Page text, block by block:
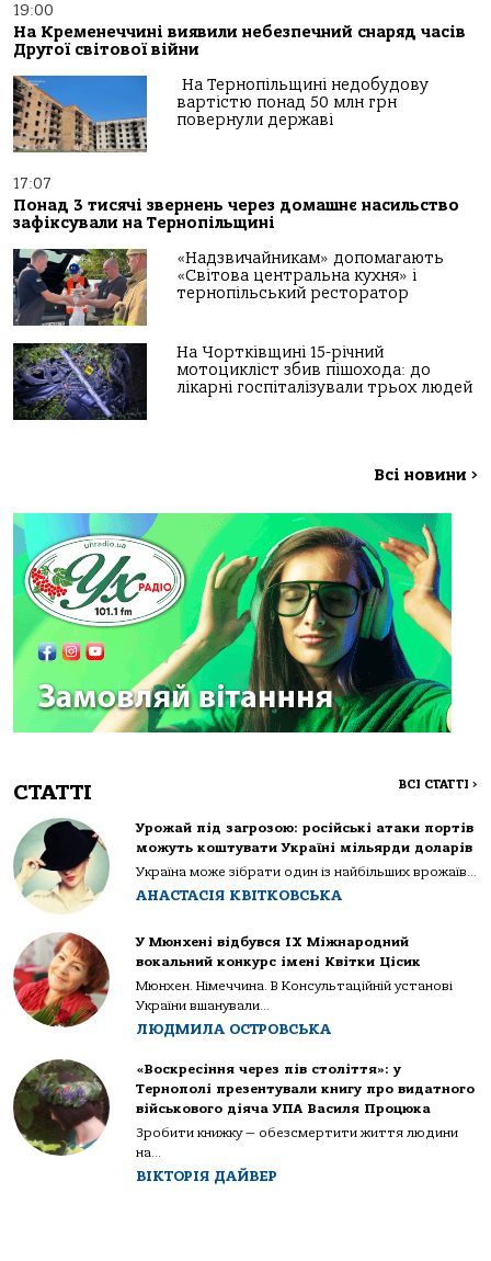
19:00
На Кременеччині виявили небезпечний снаряд часів
Другої світової війни
На Тернопільщині недобудову
вартістю понад 50 млн грн
повернули державі
17:07
Понад 3 тисячі звернень через домашнє насильство
зафіксували на Тернопільщині
«Надзвичайникам» допомагають
«Світова центральна кухня» і
тернопільський ресторатор
На Чортківщині 15-річний
мотоцикліст збив пішохода: до
лікарні госпіталізували трьох людей
Всі новини >
СТАТТІ ВСІ СТАТТІ >
Урожай під загрозою: російські атаки портів
можуть коштувати Україні мільярди доларів
Україна може зібрати один із найбільших врожаїв...
АНАСТАСІЯ КВІТКОВСЬКА
У Мюнхені відбувся IX Міжнародний
вокальний конкурс імені Квітки Цісик
Мюнхен. Німеччина. В Консультаційній установі
України вшанували...
ЛЮДМИЛА ОСТРОВСЬКА
«Воскресіння через пів століття»: у
Тернополі презентували книгу про видатного
військового діяча УПА Василя Процюка
Зробити книжку — обезсмертити життя людини
на...
ВІКТОРІЯ ДАЙВЕР